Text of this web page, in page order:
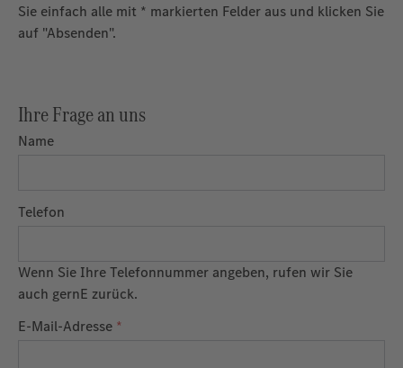
Sie einfach alle mit * markierten Felder aus und klicken Sie
auf "Absenden".
Ihre Frage an uns
Name
Telefon
Wenn Sie Ihre Telefonnummer angeben, rufen wir Sie
auch gernE zurück.
E-Mail-Adresse *